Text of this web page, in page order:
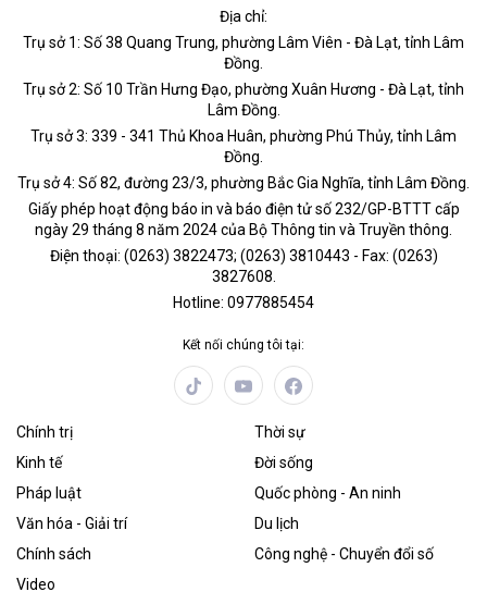
Địa chỉ:
Trụ sở 1: Số 38 Quang Trung, phường Lâm Viên - Đà Lạt, tỉnh Lâm
Đồng.
Trụ sở 2: Số 10 Trần Hưng Đạo, phường Xuân Hương - Đà Lạt, tỉnh
Lâm Đồng.
Trụ sở 3: 339 - 341 Thủ Khoa Huân, phường Phú Thủy, tỉnh Lâm
Đồng.
Trụ sở 4: Số 82, đường 23/3, phường Bắc Gia Nghĩa, tỉnh Lâm Đồng.
Giấy phép hoạt động báo in và báo điện tử số 232/GP-BTTT cấp
ngày 29 tháng 8 năm 2024 của Bộ Thông tin và Truyền thông.
Điện thoại: (0263) 3822473; (0263) 3810443 - Fax: (0263)
3827608.
Hotline: 0977885454
Kết nối chúng tôi tại:
Chính trị
Thời sự
Kinh tế
Đời sống
Pháp luật
Quốc phòng - An ninh
Văn hóa - Giải trí
Du lịch
Chính sách
Công nghệ - Chuyển đổi số
Video